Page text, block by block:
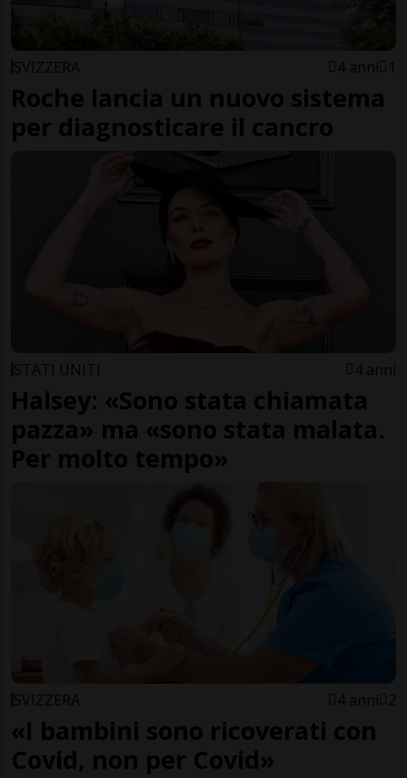
SVIZZERA 4 anni 1
Roche lancia un nuovo sistema
per diagnosticare il cancro
STATI UNITI 4 anni
Halsey: «Sono stata chiamata
pazza» ma «sono stata malata.
Per molto tempo»
SVIZZERA 4 anni 2
«I bambini sono ricoverati con
Covid, non per Covid»